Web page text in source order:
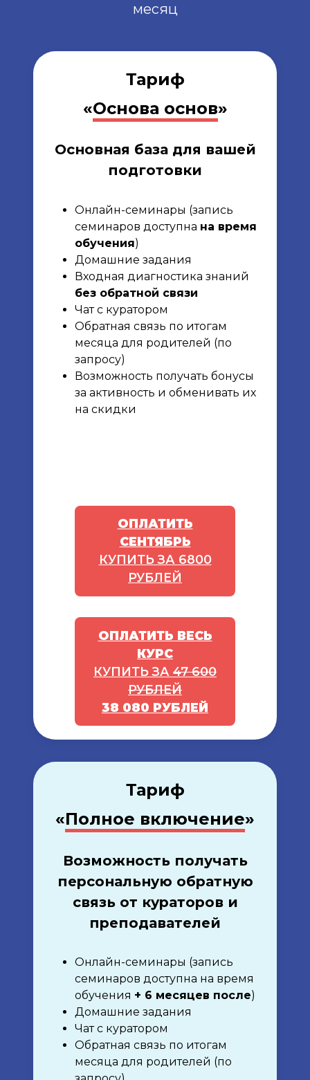
месяц
Тариф
«Основа основ»
Основная база для вашей
подготовки
Онлайн-семинары (запись
семинаров доступна на время
обучения)
Домашние задания
Входная диагностика знаний
без обратной связи
Чат с куратором
Обратная связь по итогам
месяца для родителей (по
запросу)
Возможность получать бонусы
за активность и обменивать их
на скидки
ОПЛАТИТЬ
СЕНТЯБРЬ
КУПИТЬ ЗА 6800
РУБЛЕЙ
ОПЛАТИТЬ ВЕСЬ
КУРС
КУПИТЬ ЗА 47 600
РУБЛЕЙ
38 080 РУБЛЕЙ
Тариф
«Полное включение»
Возможность получать
персональную обратную
связь от кураторов и
преподавателей
Онлайн-семинары (запись
семинаров доступна на время
обучения + 6 месяцев после)
Домашние задания
Чат с куратором
Обратная связь по итогам
месяца для родителей (по